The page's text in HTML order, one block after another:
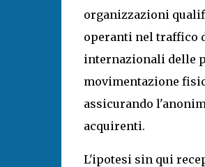
organizzazioni
operanti nel traffico
internazionali delle
movimentazione
assicurando
acquirenti.
L'ipotesi sin qui